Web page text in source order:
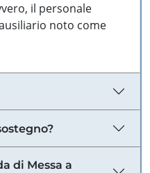
il personale
noto come
di Messa a